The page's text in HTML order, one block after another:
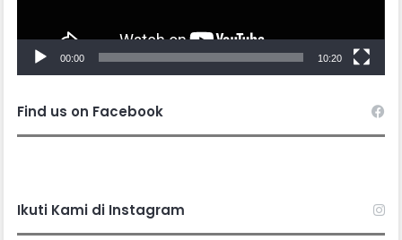
00:00 10:20
Find us on Facebook
Ikuti Kami di Instagram